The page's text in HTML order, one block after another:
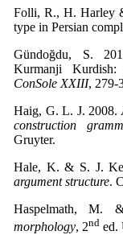
Folli, R., H. Harley
type in Persian
Gündoğdu, S.
Kurmanji
ConSole XXIII, 279-
Haig, G. L. J. 2008.
construction
Gruyter.
Hale, K. & S. J.
argument structure.
Haspelmath,
morphology, 2nd ed.